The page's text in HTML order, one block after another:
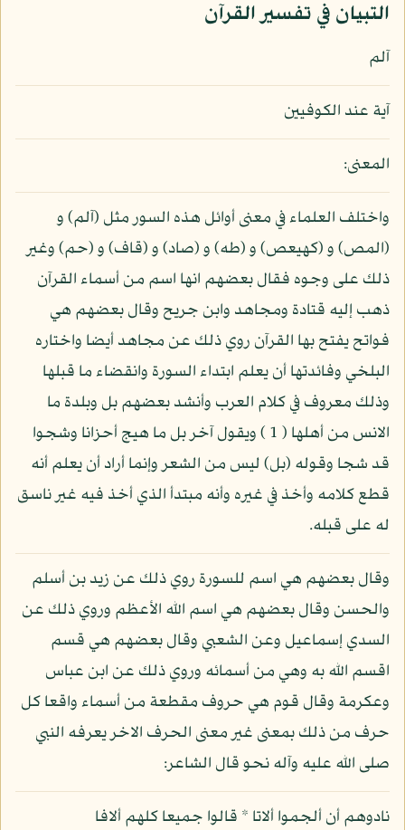
التبيان في تفسير القرآن
آلم
آية عند الكوفيين
المعنى:
واختلف العلماء في معنى أوائل هذه السور مثل (آلم) و
(المص) و (كهيعص) و (طه) و (صاد) و (قاف) و (حم) وغير
ذلك على وجوه فقال بعضهم انها اسم من أسماء القرآن
ذهب إليه قتادة ومجاهد وابن جريح وقال بعضهم هي
فواتح يفتح بها القرآن روي ذلك عن مجاهد أيضا واختاره
البلخي وفائدتها أن يعلم ابتداء السورة وانقضاء ما قبلها
وذلك معروف في كلام العرب وأنشد بعضهم بل وبلدة ما
الانس من أهلها ( 1 ) ويقول آخر بل ما هيج أحزانا وشجوا
قد شجا وقوله (بل) ليس من الشعر وإنما أراد أن يعلم أنه
قطع كلامه وأخذ في غيره وأنه مبتدأ الذي أخذ فيه غير ناسق
له على قبله.
وقال بعضهم هي اسم للسورة روي ذلك عن زيد بن أسلم
والحسن وقال بعضهم هي اسم الله الأعظم وروي ذلك عن
السدي إسماعيل وعن الشعبي وقال بعضهم هي قسم
اقسم الله به وهي من أسمائه وروي ذلك عن ابن عباس
وعكرمة وقال قوم هي حروف مقطعة من أسماء واقعا كل
حرف من ذلك بمعنى غير معنى الحرف الاخر يعرفه النبي
صلى الله عليه وآله نحو قال الشاعر:
نادوهم أن ألجموا ألاتا * قالوا جميعا كلهم ألافا